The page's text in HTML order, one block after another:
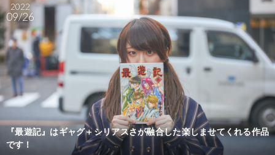
2022
09/26
『最遊記』はギャグ＋シリアスさが融合した楽しませてくれる作品
です！